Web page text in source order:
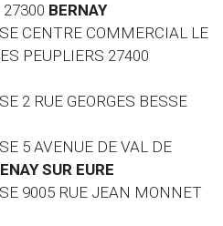
27300 BERNAY
CENTRE COMMERCIAL LE
PEUPLIERS 27400
2 RUE GEORGES BESSE
5 AVENUE DE VAL DE
SUR EURE
9005 RUE JEAN MONNET